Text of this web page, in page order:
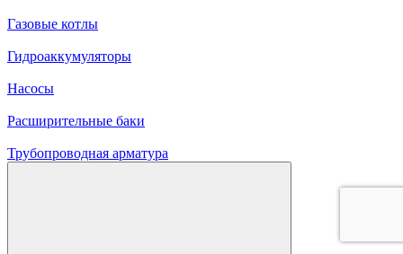
Газовые котлы
Гидроаккумуляторы
Насосы
Расширительные баки
Трубопроводная арматура